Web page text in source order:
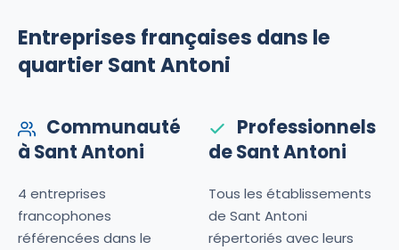
Entreprises françaises dans le
quartier Sant Antoni
Communauté
à Sant Antoni
4 entreprises
francophones
référencées dans le
Professionnels
de Sant Antoni
Tous les établissements
de Sant Antoni
répertoriés avec leurs